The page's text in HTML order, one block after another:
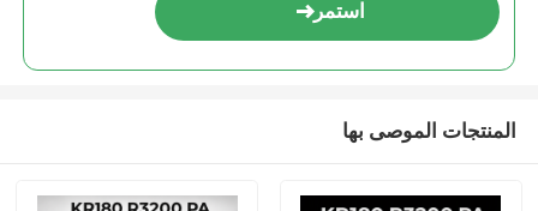
استمر
المنتجات الموصى بها